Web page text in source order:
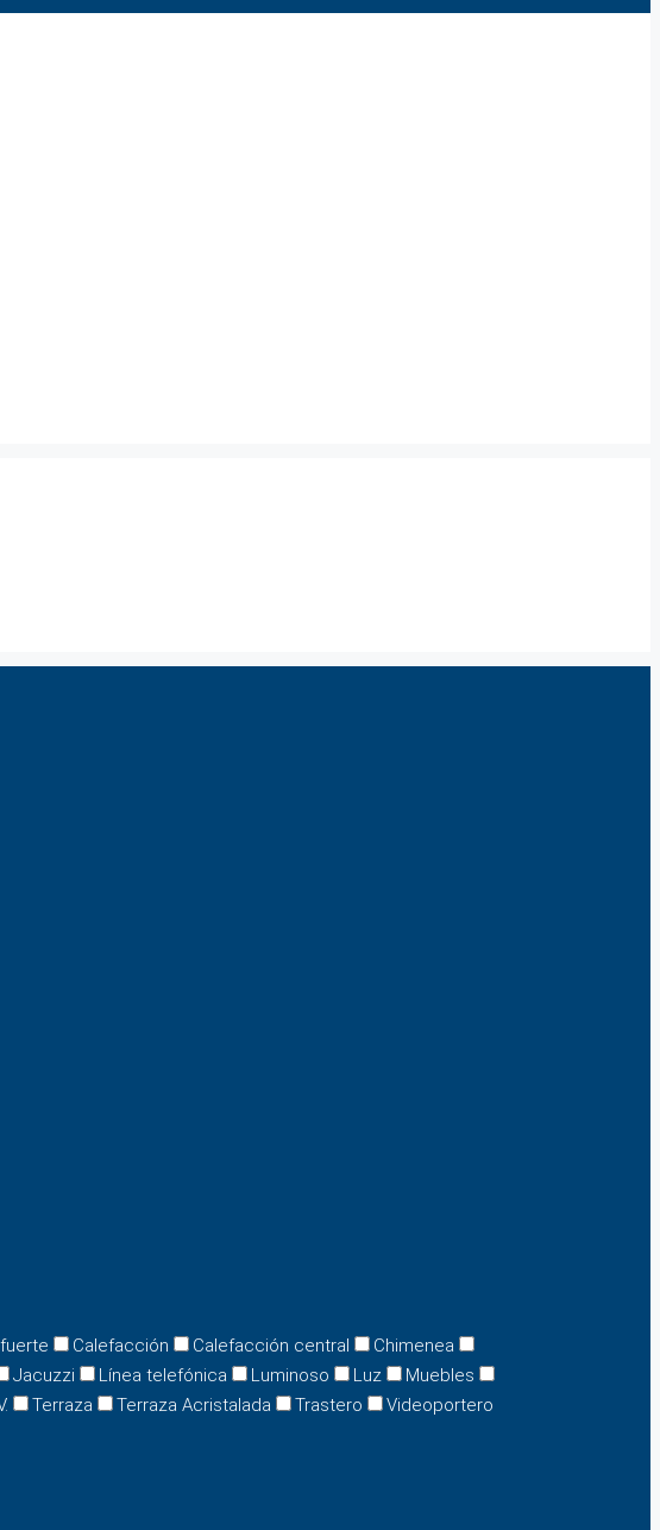
Calefacción Calefacción central
Chimenea
Jacuzzi Línea telefónica Luminoso Luz
Muebles
Terraza Terraza Acristalada Trastero Videoportero